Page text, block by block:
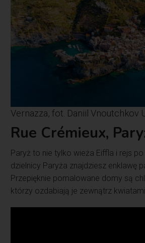
Vernazza, fot. Daniil Vnoutchkov
Rue Crémieux,
Paryż to nie tylko wieża Eiffla i rejs
dzielnicy Paryża znajdziesz enklawę
Przepięknie pomalowane domy są
którzy ozdabiają je zewnątrz